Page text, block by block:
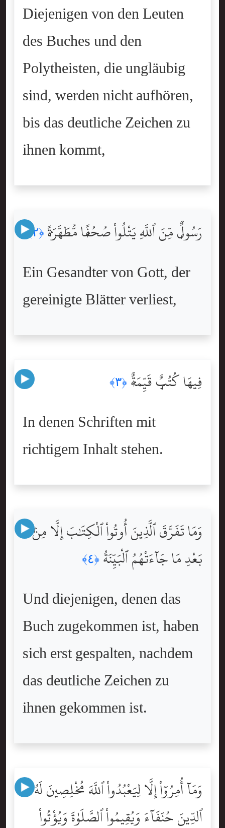
Diejenigen von den Leuten
des Buches und den
Polytheisten, die ungläubig
sind, werden nicht aufhören,
bis das deutliche Zeichen zu
ihnen kommt,
رَسُولٌۭ مِّنَ ٱللَّهِ يَتْلُواْ صُحُفًۭا مُّطَهَّرَةًۭ ﴿٢﴾
Ein Gesandter von Gott, der
gereinigte Blätter verliest,
فِيهَا كُتُبٌۭ قَيِّمَةٌۭ ﴿٣﴾
In denen Schriften mit
richtigem Inhalt stehen.
وَمَا تَفَرَّقَ ٱلَّذِينَ أُوتُواْ ٱلْكِتَٰبَ إِلَّا مِنۢ
بَعْدِ مَا جَآءَتْهُمُ ٱلْبَيِّنَةُ ﴿٤﴾
Und diejenigen, denen das
Buch zugekommen ist, haben
sich erst gespalten, nachdem
das deutliche Zeichen zu
ihnen gekommen ist.
وَمَآ أُمِرُوٓاْ إِلَّا لِيَعْبُدُواْ ٱللَّهَ مُخْلِصِينَ لَهُ
ٱلدِّينَ حُنَفَآءَ وَيُقِيمُواْ ٱلصَّلَوٰةَ وَيُؤْتُواْ